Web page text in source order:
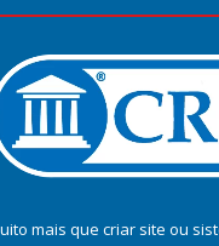
mais que criar site ou